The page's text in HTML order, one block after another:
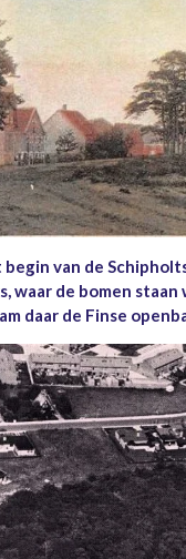
van de
waar de bomen
daar de Finse